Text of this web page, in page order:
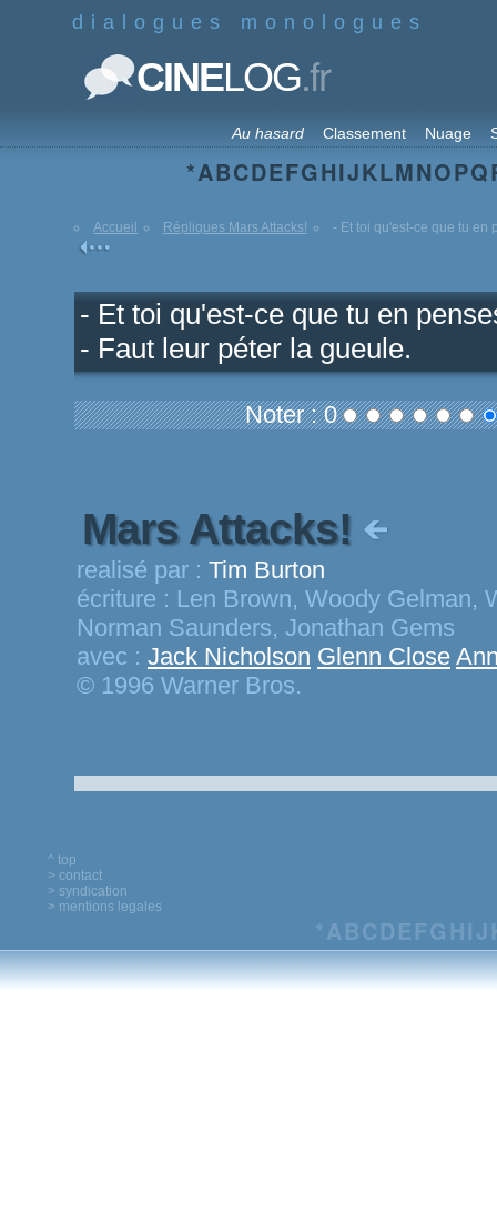
dialogues monologues
CINELOG.fr
Au hasard Classement Nuage
*ABCDEFGHIJKLMNOPQ
Accueil Répliques Mars Attacks! - Et toi qu'est-ce que tu en
- Et toi qu'est-ce que tu en
- Faut leur péter la gueule.
Noter : 0
Mars Attacks!
realisé par : Tim Burton
écriture : Len Brown, Woody Gelman,
Norman Saunders, Jonathan Gems
avec : Jack Nicholson Glenn Close
© 1996 Warner Bros.
^ top
> contact
> syndication
> mentions legales
*ABCDEFG HIJ